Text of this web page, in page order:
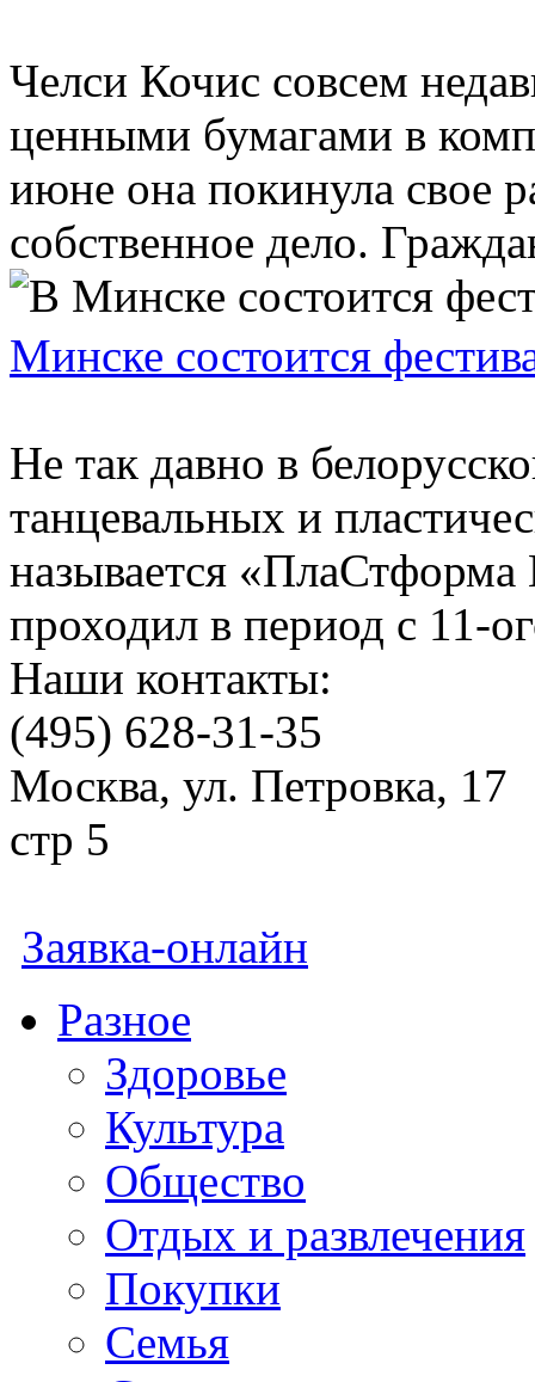
Челси Кочис совсем
ценными бумагами в
июне она покинула свое
собственное дело.
Минске состоится
Не так давно в
танцевальных и
называется
проходил в период с 11-
Наши контакты:
(495) 628-31-35
Москва, ул. Петровка, 17
стр 5
Заявка-онлайн
Разное
Здоровье
Культура
Общество
Отдых и развлечения
Покупки
Семья